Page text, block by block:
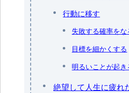
行動に移す
失敗する確率を
目標を細かくする
明るいことが起
絶望して人生に疲れ